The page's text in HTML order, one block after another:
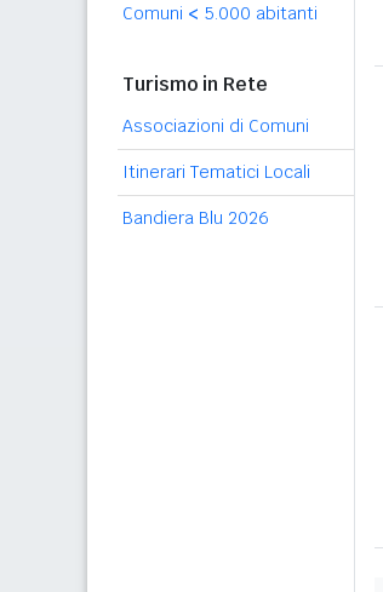
Comuni < 5.000 abitanti
Turismo in Rete
Associazioni di Comuni
Itinerari Tematici Locali
Bandiera Blu 2026